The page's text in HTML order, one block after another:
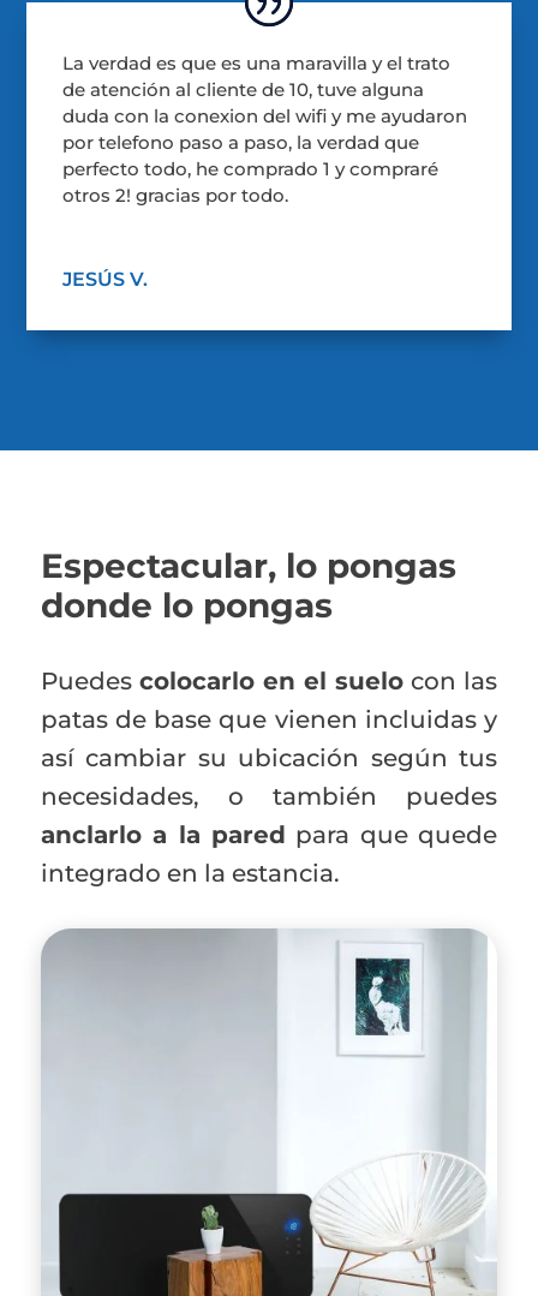
La verdad es que es una maravilla y el trato
de atención al cliente de 10, tuve alguna
duda con la conexion del wifi y me ayudaron
por telefono paso a paso, la verdad que
perfecto todo, he comprado 1 y compraré
otros 2! gracias por todo.
JESÚS V.
Espectacular, lo pongas
donde lo pongas
Puedes colocarlo en el suelo con las
patas de base que vienen incluidas y
así cambiar su ubicación según tus
necesidades, o también puedes
anclarlo a la pared para que quede
integrado en la estancia.